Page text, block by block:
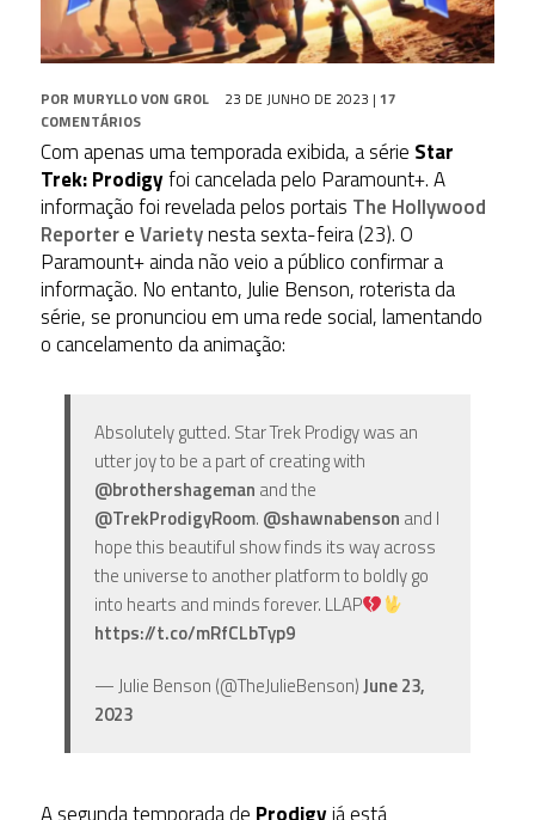
POR MURYLLO VON GROL 23 DE JUNHO DE 2023 | 17
COMENTÁRIOS
Com apenas uma temporada exibida, a série Star
Trek: Prodigyfoi cancelada pelo Paramount+. A
informação foi revelada pelos portais The Hollywood
ReportereVarietynesta sexta-feira (23). O
Paramount+ ainda não veio a público confirmar a
informação. No entanto, Julie Benson, roterista da
série, se pronunciou em uma rede social, lamentando
o cancelamento da animação:
Absolutely gutted. Star Trek Prodigy was an
utter joy to be a part of creating with
@brothershageman and the
@TrekProdigyRoom. @shawnabenson and I
hope this beautiful show finds its way across
the universe to another platform to boldly go
into hearts and minds forever. LLAP
https://t.co/mRfCLbTyp9
— Julie Benson (@TheJulieBenson)June 23,
2023